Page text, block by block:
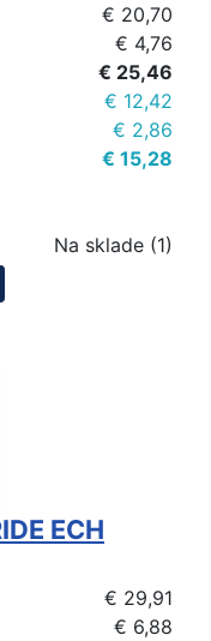
€ 20,70
€ 4,76
€ 25,46
€ 12,42
€ 2,86
€ 15,28
Na sklade (1)
ECH
€ 29,91
€ 6,88